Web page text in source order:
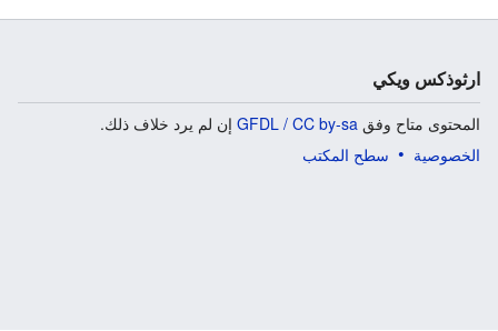
ارثوذكس ويكي
المحتوى متاح وفق GFDL / CC by-sa إن لم يرد خلاف ذلك.
الخصوصية
سطح المكتب